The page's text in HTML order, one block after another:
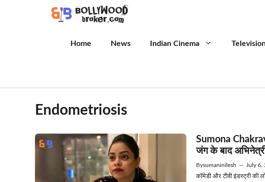
Home News Indian Cinema
Endometriosis
Sumona
जंग के बाद
Bysumaninilesh — July 6,
कॉमेडी और टीवी इंडस्ट्री की